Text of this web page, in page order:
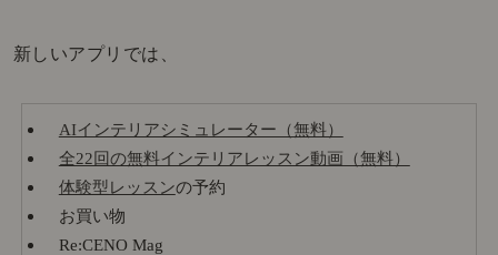
新しいアプリでは、
AIインテリアシミュレーター（無料）
全22回の無料インテリアレッスン動画（無料）
体験型レッスンの予約
お買い物
Re:CENO Mag